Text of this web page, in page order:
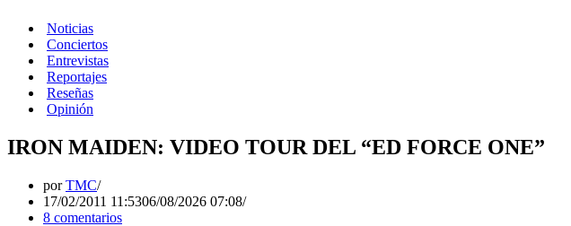
Noticias
Conciertos
Entrevistas
Reportajes
Reseñas
Opinión
IRON MAIDEN: VIDEO TOUR DEL “ED FORCE ONE”
porTMC
17/02/2011 11:5306/08/2026 07:08
8 comentarios